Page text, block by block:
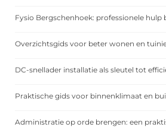
Fysio Bergschenhoek: professionele hulp
Overzichtsgids voor beter wonen en
DC-snellader installatie als sleutel tot
Praktische gids voor binnenklimaat en
Administratie op orde brengen: een